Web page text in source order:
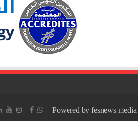
Powered by fesnews media